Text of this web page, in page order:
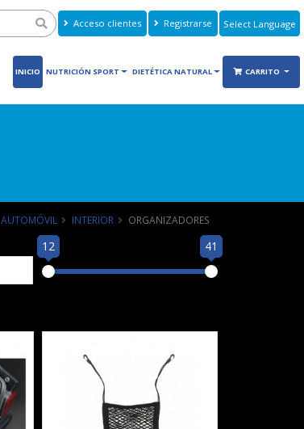
Acceso clientes Registrarse
Translate
INICIO NUTRICIÓN SPORT DIETÉTICA NATURAL CARRITO
AUTOMÓVIL INTERIOR ORGANIZADORES
12 41